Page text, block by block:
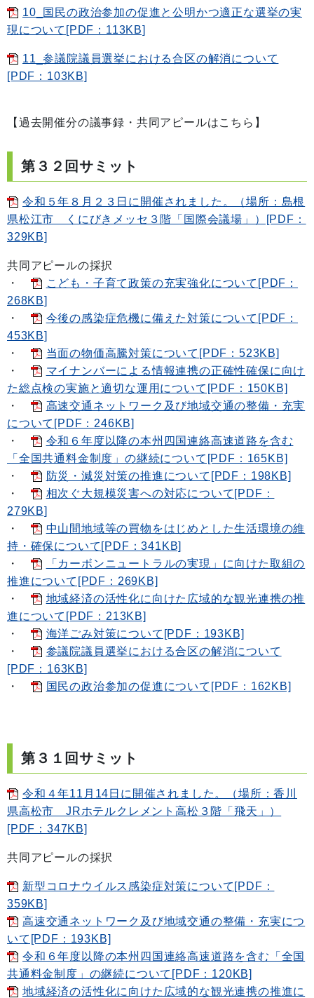
10_国民の政治参加の促進と公明かつ適正な選挙の実
現について[PDF：113KB]
11_参議院議員選挙における合区の解消について
[PDF：103KB]
【過去開催分の議事録・共同アピールはこちら】
第３２回サミット
令和５年８月２３日に開催されました。（場所：島根
県松江市 くにびきメッセ３階「国際会議場」）[PDF：
329KB]
共同アピールの採択
・
こども・子育て政策の充実強化について[PDF：
268KB]
・
今後の感染症危機に備えた対策について[PDF：
453KB]
・
当面の物価高騰対策について[PDF：523KB]
・
マイナンバーによる情報連携の正確性確保に向け
た総点検の実施と適切な運用について[PDF：150KB]
・
高速交通ネットワーク及び地域交通の整備・充実
について[PDF：246KB]
・
令和６年度以降の本州四国連絡高速道路を含む
「全国共通料金制度」の継続について[PDF：165KB]
・
防災・減災対策の推進について[PDF：198KB]
・
相次ぐ大規模災害への対応について[PDF：
279KB]
・
中山間地域等の買物をはじめとした生活環境の維
持・確保について[PDF：341KB]
・
「カーボンニュートラルの実現」に向けた取組の
推進について[PDF：269KB]
・
地域経済の活性化に向けた広域的な観光連携の推
進について[PDF：213KB]
・
海洋ごみ対策について[PDF：193KB]
・
参議院議員選挙における合区の解消について
[PDF：163KB]
・
国民の政治参加の促進について[PDF：162KB]
第３１回サミット
令和４年11月14日に開催されました。（場所：香川
県高松市 JRホテルクレメント高松３階「飛天」）
[PDF：347KB]
共同アピールの採択
新型コロナウイルス感染症対策について[PDF：
359KB]
高速交通ネットワーク及び地域交通の整備・充実につ
いて[PDF：193KB]
令和６年度以降の本州四国連絡高速道路を含む「全国
共通料金制度」の継続について[PDF：120KB]
地域経済の活性化に向けた広域的な観光連携の推進に